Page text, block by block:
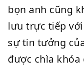
bọn anh cũng
lưu trực tiếp
sự tin tưởng
được chìa